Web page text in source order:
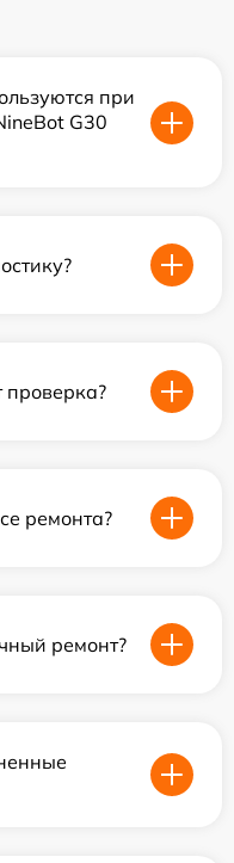
при
G30
проверка?
ремонта?
ремонт?